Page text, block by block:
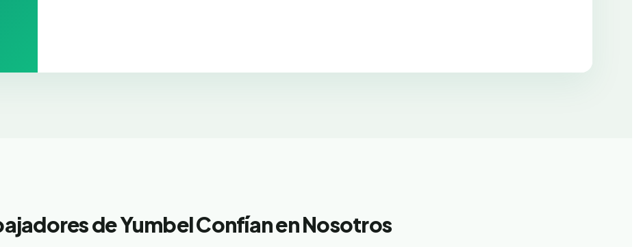
de Yumbel Confían en Nosotros